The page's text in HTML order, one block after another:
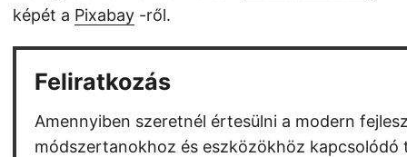
képét a Pixabay -ről.
Feliratkozás
Amennyiben szeretnél értesülni a modern
módszertanokhoz és eszközökhöz kapcsolódó